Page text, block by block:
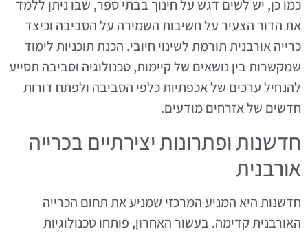
כמו כן, יש לשים דגש על חינוך בבתי ספר, שבו ניתן ללמד
את הדור הצעיר על חשיבות השמירה על הסביבה וכיצד
כרייה אורבנית תורמת לשינוי חיובי. הכנת תוכניות לימוד
שמקשרות בין נושאים של קיימות, טכנולוגיה וסביבה תסייע
להנחיל ערכים של אכפתיות כלפי הסביבה ולפתח דורות
חדשים של אזרחים מודעים.
חדשנות ופתרונות יצירתיים בכרייה
אורבנית
חדשנות היא המניע המרכזי שמניע את תחום הכרייה
האורבנית קדימה. בעשור האחרון, פותחו טכנולוגיות